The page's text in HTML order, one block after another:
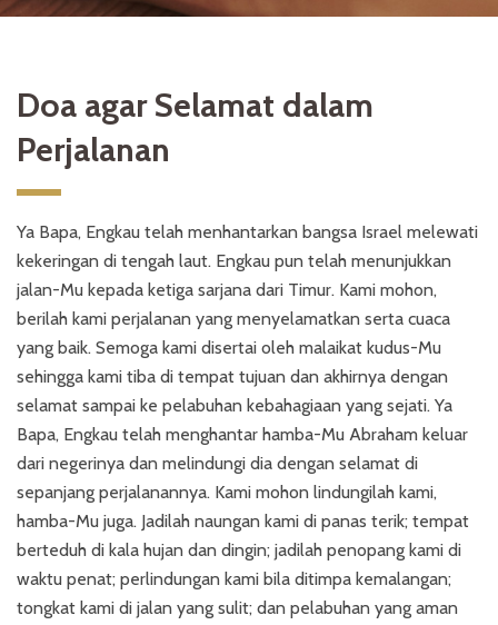
Doa agar Selamat dalam
Perjalanan
Ya Bapa, Engkau telah menhantarkan bangsa Israel melewati
kekeringan di tengah laut. Engkau pun telah menunjukkan
jalan-Mu kepada ketiga sarjana dari Timur. Kami mohon,
berilah kami perjalanan yang menyelamatkan serta cuaca
yang baik. Semoga kami disertai oleh malaikat kudus-Mu
sehingga kami tiba di tempat tujuan dan akhirnya dengan
selamat sampai ke pelabuhan kebahagiaan yang sejati. Ya
Bapa, Engkau telah menghantar hamba-Mu Abraham keluar
dari negerinya dan melindungi dia dengan selamat di
sepanjang perjalanannya. Kami mohon lindungilah kami,
hamba-Mu juga. Jadilah naungan kami di panas terik; tempat
berteduh di kala hujan dan dingin; jadilah penopang kami di
waktu penat; perlindungan kami bila ditimpa kemalangan;
tongkat kami di jalan yang sulit; dan pelabuhan yang aman